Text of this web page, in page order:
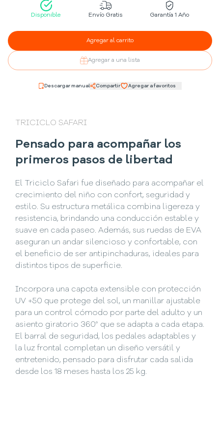
Disponible Envío Gratis Garantía 1 Año
Agregar al carrito
Agregar a una lista
Descargar manual Compartir Agregar a favoritos
TRICICLO SAFARI
Pensado para acompañar los
primeros pasos de libertad
El Triciclo Safari fue diseñado para acompañar el
crecimiento del niño con confort, seguridad y
estilo. Su estructura metálica combina ligereza y
resistencia, brindando una conducción estable y
suave en cada paseo. Además, sus ruedas de EVA
aseguran un andar silencioso y confortable, con
el beneficio de ser antipinchaduras, ideales para
distintos tipos de superficie.
Incorpora una capota extensible con protección
UV +50 que protege del sol, un manillar ajustable
para un control cómodo por parte del adulto y un
asiento giratorio 360° que se adapta a cada etapa.
El barral de seguridad, los pedales adaptables y
la luz frontal completan un diseño versátil y
entretenido, pensado para disfrutar cada salida
desde los 18 meses hasta los 25 kg.